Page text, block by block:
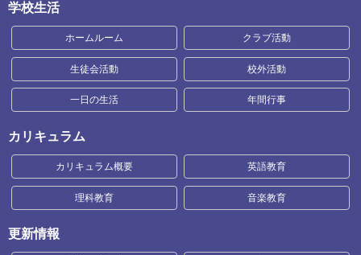
学校生活
ホームルーム クラブ活動
生徒会活動 校外活動
一日の生活 年間行事
カリキュラム
カリキュラム概要 英語教育
理科教育 音楽教育
更新情報